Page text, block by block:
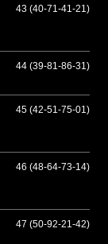
43 (40-71-41-21)
44 (39-81-86-31)
45 (42-51-75-01)
46 (48-64-73-14)
47 (50-92-21-42)